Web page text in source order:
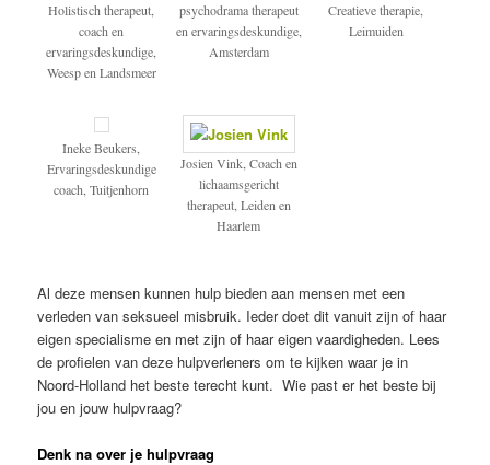
Holistisch therapeut,
coach en
ervaringsdeskundige,
Weesp en Landsmeer
psychodrama therapeut
en ervaringsdeskundige,
Amsterdam
Creatieve therapie,
Leimuiden
Ineke Beukers,
Ervaringsdeskundige
coach, Tuitjenhorn
Josien Vink, Coach en
lichaamsgericht
therapeut, Leiden en
Haarlem
Al deze mensen kunnen hulp bieden aan mensen met een
verleden van seksueel misbruik. Ieder doet dit vanuit zijn of haar
eigen specialisme en met zijn of haar eigen vaardigheden. Lees
de profielen van deze hulpverleners om te kijken waar je in
Noord-Holland het beste terecht kunt. Wie past er het beste bij
jou en jouw hulpvraag?
Denk na over je hulpvraag